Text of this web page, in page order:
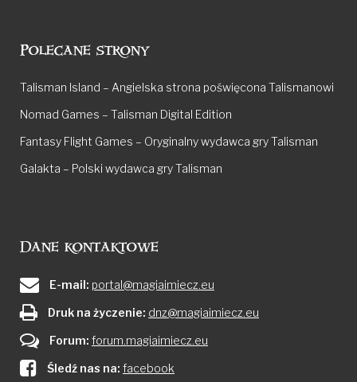
Polecane strony
Talisman Island – Angielska strona poświęcona Talismanowi
Nomad Games – Talisman Digital Edition
Fantasy Flight Games – Oryginalny wydawca gry Talisman
Galakta – Polski wydawca gry Talisman
Dane kontaktowe
E-mail: portal@magiaimiecz.eu
Druk na życzenie: dnz@magiaimiecz.eu
Forum: forum.magiaimiecz.eu
Śledź nas na: facebook